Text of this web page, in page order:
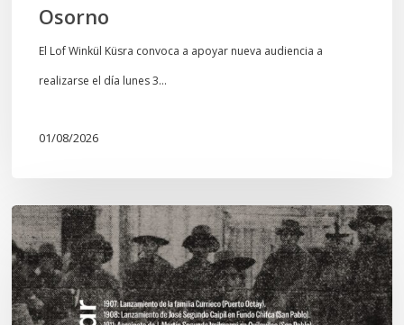
Osorno
El Lof Winkül Küsra convoca a apoyar nueva audiencia a
realizarse el día lunes 3…
01/08/2026
Chawrakawin:
Palimpsesto
explora
a